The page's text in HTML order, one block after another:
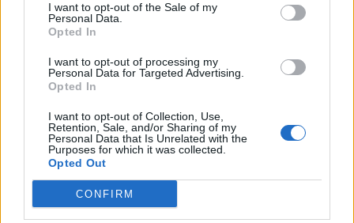
I want to opt-out of the Sale of my
Personal Data.
Opted In
I want to opt-out of processing my
Personal Data for Targeted Advertising.
Opted In
I want to opt-out of Collection, Use,
Retention, Sale, and/or Sharing of my
Personal Data that Is Unrelated with the
Purposes for which it was collected.
Opted Out
CONFIRM
Εν μέσω εσωκομματικών
εντάσεων, συνεδριάζει η
Κεντρική Επιτροπή του
21/09/2024 - 11:46
ν/σ για την ολοκλήρωση
21/09/2024 - 13:51